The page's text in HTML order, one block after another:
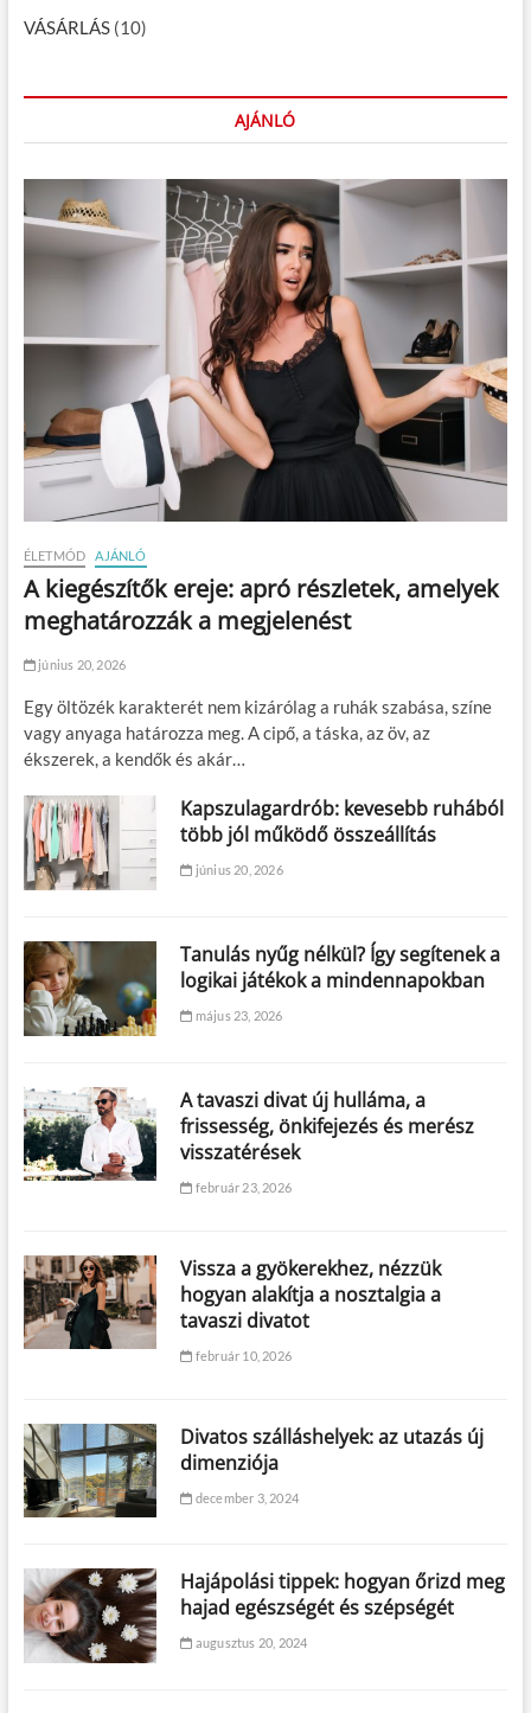
VÁSÁRLÁS(10)
AJÁNLÓ
ÉLETMÓD AJÁNLÓ
A kiegészítők ereje: apró részletek, amelyek
meghatározzák a megjelenést
június 20, 2026
Egy öltözék karakterét nem kizárólag a ruhák szabása, színe
vagy anyaga határozza meg. A cipő, a táska, az öv, az
ékszerek, a kendők és akár…
Kapszulagardrób: kevesebb ruhából
több jól működő összeállítás
június 20, 2026
Tanulás nyűg nélkül? Így segítenek a
logikai játékok a mindennapokban
május 23, 2026
A tavaszi divat új hulláma, a
frissesség, önkifejezés és merész
visszatérések
február 23, 2026
Vissza a gyökerekhez, nézzük
hogyan alakítja a nosztalgia a
tavaszi divatot
február 10, 2026
Divatos szálláshelyek: az utazás új
dimenziója
december 3, 2024
Hajápolási tippek: hogyan őrizd meg
hajad egészségét és szépségét
augusztus 20, 2024